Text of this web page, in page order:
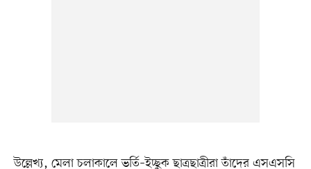
উল্লেখ্য, মেলা চলাকালে ভর্তি–ইচ্ছুক ছাত্রছাত্রীরা তাঁদের এসএসসি